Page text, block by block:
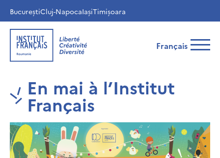
BucureștiCluj-NapocaIașiTimișoara
Français
En mai à l’Institut
Français